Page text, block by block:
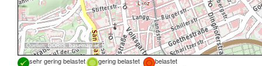
Quellen:DORIS, basemap.at
sehr gering belastet gering belastet
belastet